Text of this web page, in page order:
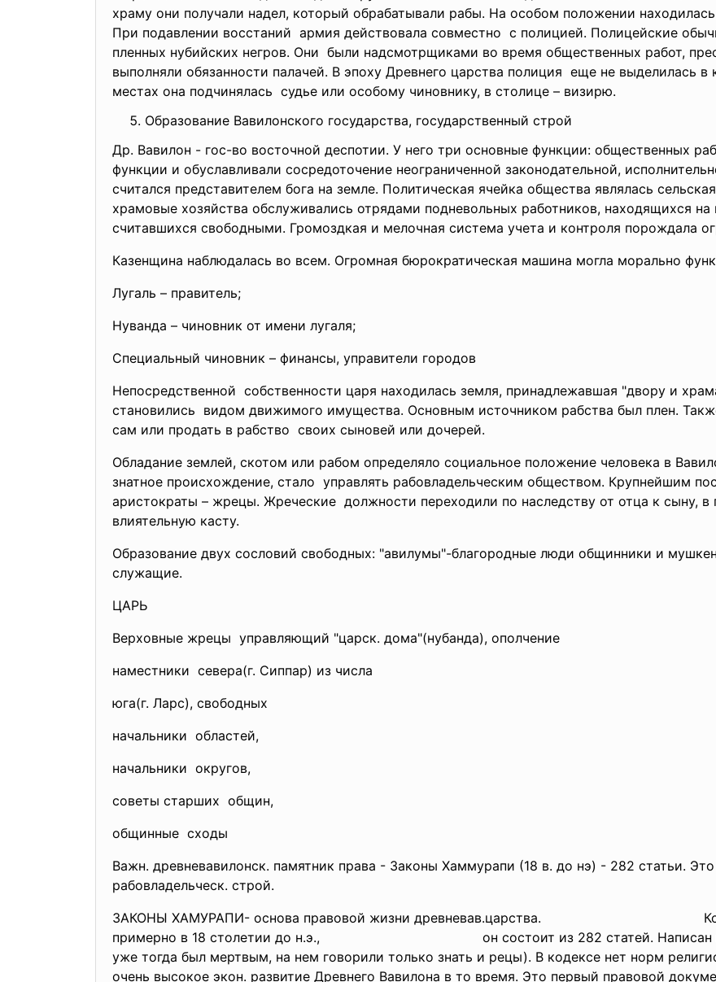
храму они получали надел, который обрабатывали рабы. На особом положении
При подавлении восстаний армия действовала совместно с полицией. Полицейские
пленных нубийских негров. Они были надсмотрщиками во время общественных работ,
выполняли обязанности палачей. В эпоху Древнего царства полиция еще не выделилась в
местах она подчинялась судье или особому чиновнику, в столице – визирю.
Образование Вавилонского государства, государственный строй
Др. Вавилон - гос-во восточной деспотии. У него три основные функции: общественных
функции и обуславливали сосредоточение неограниченной законодательной,
считался представителем бога на земле. Политическая ячейка общества являлась
храмовые хозяйства обслуживались отрядами подневольных работников, находящихся
считавшихся свободными. Громоздкая и мелочная система учета и контроля порождала
Казенщина наблюдалась во всем. Огромная бюрократическая машина могла морально
Лугаль – правитель;
Нуванда – чиновник от имени лугаля;
Специальный чиновник – финансы, управители городов
Непосредственной собственности царя находилась земля, принадлежавшая "двору и
становились видом движимого имущества. Основным источником рабства был плен.
сам или продать в рабство своих сыновей или дочерей.
Обладание землей, скотом или рабом определяло социальное положение человека в
знатное происхождение, стало управлять рабовладельческим обществом. Крупнейшим
аристократы – жрецы. Жреческие должности переходили по наследству от отца к сыну, в
влиятельную касту.
Образование двух сословий свободных: "авилумы"-благородные люди общинники и
служащие.
ЦАРЬ
Верховные жрецы управляющий "царск. дома"(нубанда), ополчение
наместники севера(г. Сиппар) из числа
юга(г. Ларс), свободных
начальники областей,
начальники округов,
советы старших общин,
общинные сходы
Важн. древневавилонск. памятник права - Законы Хаммурапи (18 в. до нэ) - 282 статьи.
рабовладельческ. строй.
ЗАКОНЫ ХАМУРАПИ- основа правовой жизни древневав.царства.
Кодекс был
примерно в 18 столетии до н.э.,
он состоит из 282 статей. Написан
уже тогда был мертвым, на нем говорили только знать и рецы). В кодексе нет норм
очень высокое экон. развитие Древнего Вавилона в то время. Это первый